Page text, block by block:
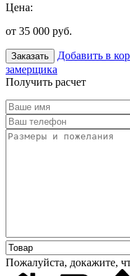
Цена:
от 35 000 руб.
Заказать Добавить в
замерщика
Получить расчет
Пожалуйста, докажите,